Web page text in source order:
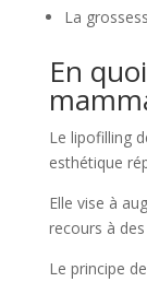
La
En
Le lipofilling
esthétique
Elle vise à
recours à
Le principe